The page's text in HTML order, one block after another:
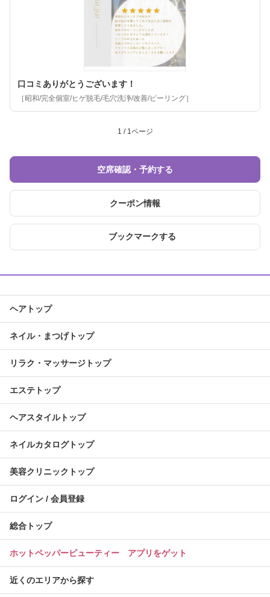
口コミありがとうございます！
［昭和/完全個室/ヒゲ脱毛/毛穴洗浄/改善/ピーリング］
1 / 1ページ
空席確認・予約する
クーポン情報
ブックマークする
ヘアトップ
ネイル・まつげトップ
リラク・マッサージトップ
エステトップ
ヘアスタイルトップ
ネイルカタログトップ
美容クリニックトップ
ログイン / 会員登録
総合トップ
ホットペッパービューティー アプリをゲット
近くのエリアから探す